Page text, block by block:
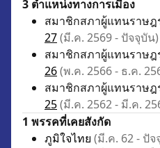
3 ตำแหน่งทางการเมือง
สมาชิกสภาผู้แทนราษฎ
27(มี.ค. 2569 - ปัจจุบัน)
สมาชิกสภาผู้แทนราษฎ
26(พ.ค. 2566 - ธ.ค.
สมาชิกสภาผู้แทนราษฎ
25(มี.ค. 2562 - มี.ค.
1 พรรคที่เคยสังกัด
ภูมิใจไทย (มี.ค. 62 - ปัจ